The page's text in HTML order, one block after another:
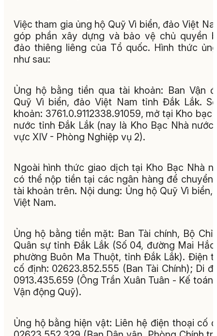
Việc tham gia ủng hộ Quỹ Vì biển, đảo Việt
góp phần xây dựng và bảo vệ chủ quyền
đảo thiêng liêng của Tổ quốc. Hình thức
như sau:
Ủng hộ bằng tiền qua tài khoản: Ban Vận
Quỹ Vì biển, đảo Việt Nam tỉnh Đắk Lắk.
khoản: 3761.0.9112338.91059, mở tại Kho bạc
nước tỉnh Đắk Lắk (nay là Kho Bạc Nhà nước
vực XIV - Phòng Nghiệp vụ 2).
Ngoài hình thức giao dịch tại Kho Bạc Nhà
có thể nộp tiền tại các ngân hàng để chuyển
tài khoản trên. Nội dung: Ủng hộ Quỹ Vì biển,
Việt Nam.
Ủng hộ bằng tiền mặt: Ban Tài chính, Bộ Chỉ
Quân sự tỉnh Đắk Lắk (Số 04, đường Mai
phường Buôn Ma Thuột, tỉnh Đắk Lắk). Điện
cố định: 02623.852.555 (Ban Tài Chính); Di
0913.435.659 (Ông Trần Xuân Tuân - Kế toán
Vận động Quỹ).
Ủng hộ bằng hiện vật: Liên hệ điện thoại cố